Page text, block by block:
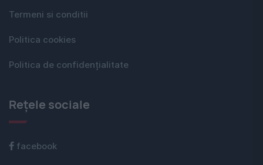
Termeni si conditii
Politica cookies
Politica de confidențialitate
Rețele sociale
facebook